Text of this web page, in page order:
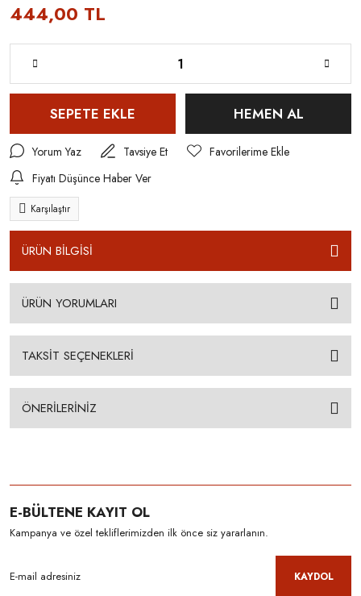
444,00 TL
SEPETE EKLE HEMEN AL
Yorum Yaz
Tavsiye Et
Fiyatı Düşünce Haber Ver
Karşılaştır
ÜRÜN BİLGİSİ
ÜRÜN YORUMLARI
TAKSİT SEÇENEKLERİ
ÖNERİLERİNİZ
E-BÜLTENE KAYIT OL
Kampanya ve özel tekliflerimizden ilk önce siz yararlanın.
KAYDOL